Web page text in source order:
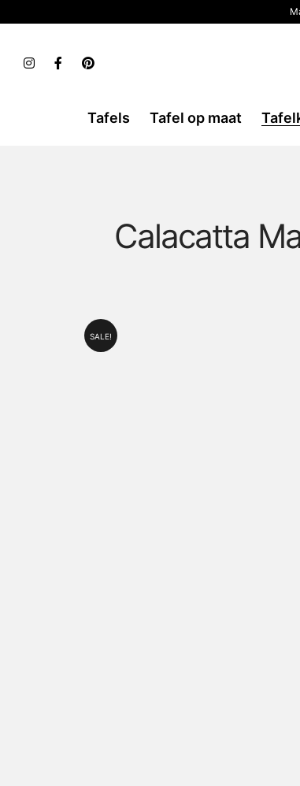
Tafels Tafel op maat
Calacatta
SALE!